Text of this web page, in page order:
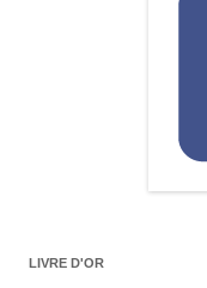
LIVRE D'OR